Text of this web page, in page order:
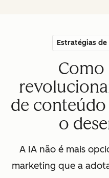
Estratégias
Como
de
o
A IA não é mais
marketing que a